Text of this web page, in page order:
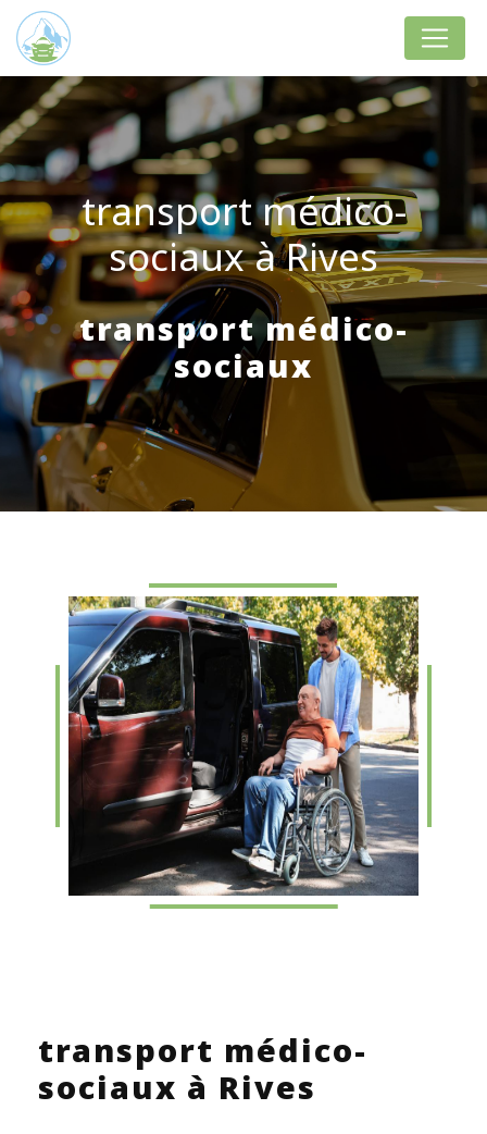
transport médico-
sociaux à Rives
transport médico-
sociaux
transport médico-
sociaux à Rives
Panneau de gestion des cookies